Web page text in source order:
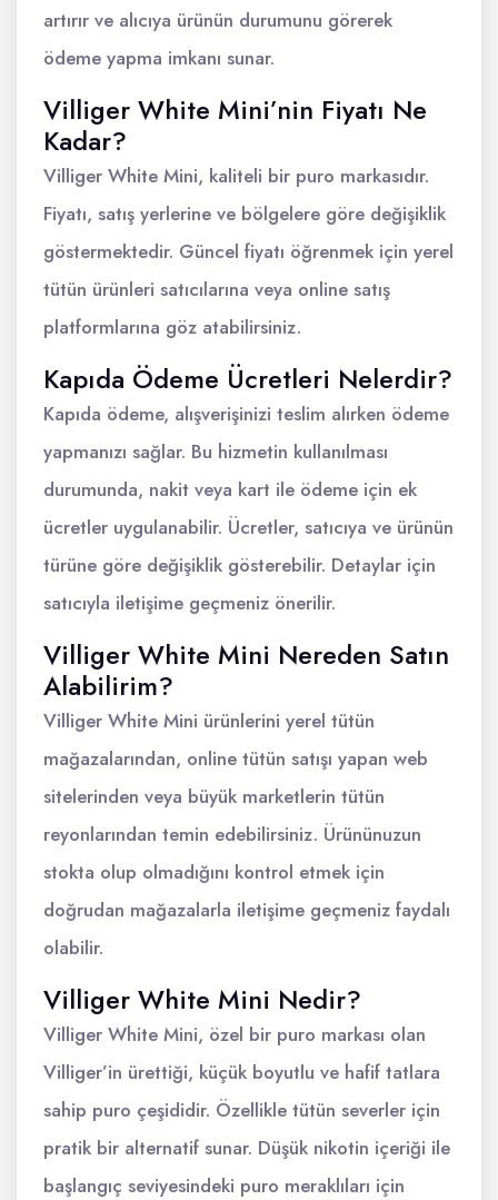
artırır ve alıcıya ürünün durumunu görerek
ödeme yapma imkanı sunar.
Villiger White Mini’nin Fiyatı Ne
Kadar?
Villiger White Mini, kaliteli bir puro markasıdır.
Fiyatı, satış yerlerine ve bölgelere göre değişiklik
göstermektedir. Güncel fiyatı öğrenmek için yerel
tütün ürünleri satıcılarına veya online satış
platformlarına göz atabilirsiniz.
Kapıda Ödeme Ücretleri Nelerdir?
Kapıda ödeme, alışverişinizi teslim alırken ödeme
yapmanızı sağlar. Bu hizmetin kullanılması
durumunda, nakit veya kart ile ödeme için ek
ücretler uygulanabilir. Ücretler, satıcıya ve ürünün
türüne göre değişiklik gösterebilir. Detaylar için
satıcıyla iletişime geçmeniz önerilir.
Villiger White Mini Nereden Satın
Alabilirim?
Villiger White Mini ürünlerini yerel tütün
mağazalarından, online tütün satışı yapan web
sitelerinden veya büyük marketlerin tütün
reyonlarından temin edebilirsiniz. Ürününuzun
stokta olup olmadığını kontrol etmek için
doğrudan mağazalarla iletişime geçmeniz faydalı
olabilir.
Villiger White Mini Nedir?
Villiger White Mini, özel bir puro markası olan
Villiger’in ürettiği, küçük boyutlu ve hafif tatlara
sahip puro çeşididir. Özellikle tütün severler için
pratik bir alternatif sunar. Düşük nikotin içeriği ile
başlangıç seviyesindeki puro meraklıları için